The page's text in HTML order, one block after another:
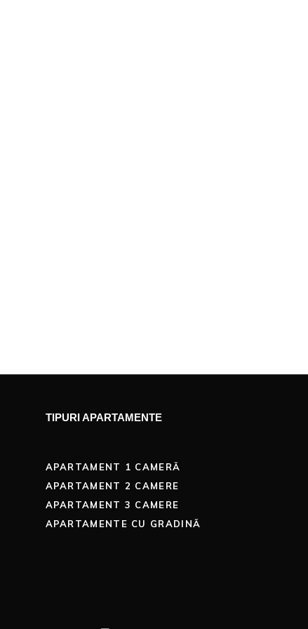
TIPURI APARTAMENTE
APARTAMENT 1 CAMERĂ
APARTAMENT 2 CAMERE
APARTAMENT 3 CAMERE
APARTAMENTE CU GRADINĂ